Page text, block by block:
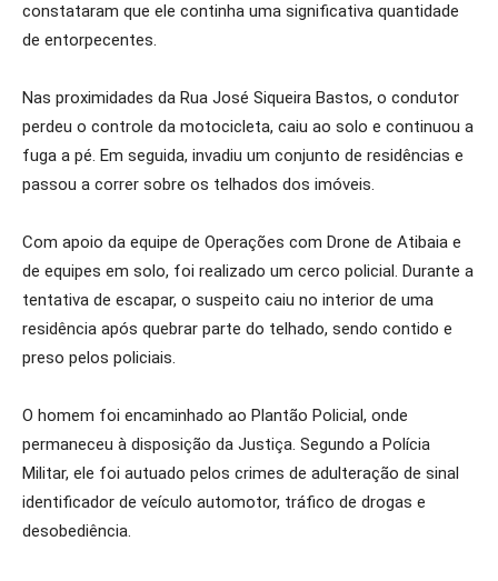
constataram que ele continha uma significativa quantidade
de entorpecentes.
Nas proximidades da Rua José Siqueira Bastos, o condutor
perdeu o controle da motocicleta, caiu ao solo e continuou a
fuga a pé. Em seguida, invadiu um conjunto de residências e
passou a correr sobre os telhados dos imóveis.
Com apoio da equipe de Operações com Drone de Atibaia e
de equipes em solo, foi realizado um cerco policial. Durante a
tentativa de escapar, o suspeito caiu no interior de uma
residência após quebrar parte do telhado, sendo contido e
preso pelos policiais.
O homem foi encaminhado ao Plantão Policial, onde
permaneceu à disposição da Justiça. Segundo a Polícia
Militar, ele foi autuado pelos crimes de adulteração de sinal
identificador de veículo automotor, tráfico de drogas e
desobediência.